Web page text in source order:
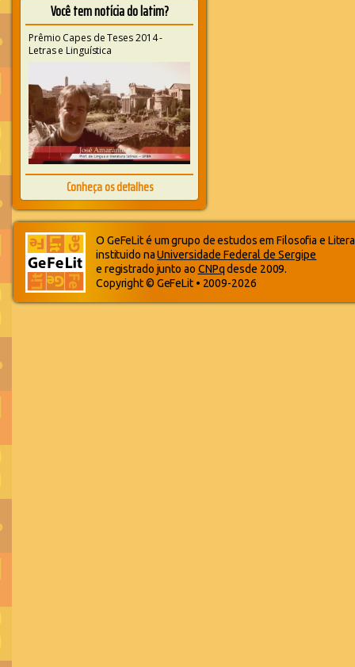
Você tem notícia do latim?
Prêmio Capes de Teses 2014 -
Letras e Linguística
Conheça os detalhes
O GeFeLit é um grupo de estudos em Filosofia e
instituido naUniversidade Federal de Sergipe
e registrado junto ao CNPqdesde 2009.
Copyright © GeFeLit • 2009-2026